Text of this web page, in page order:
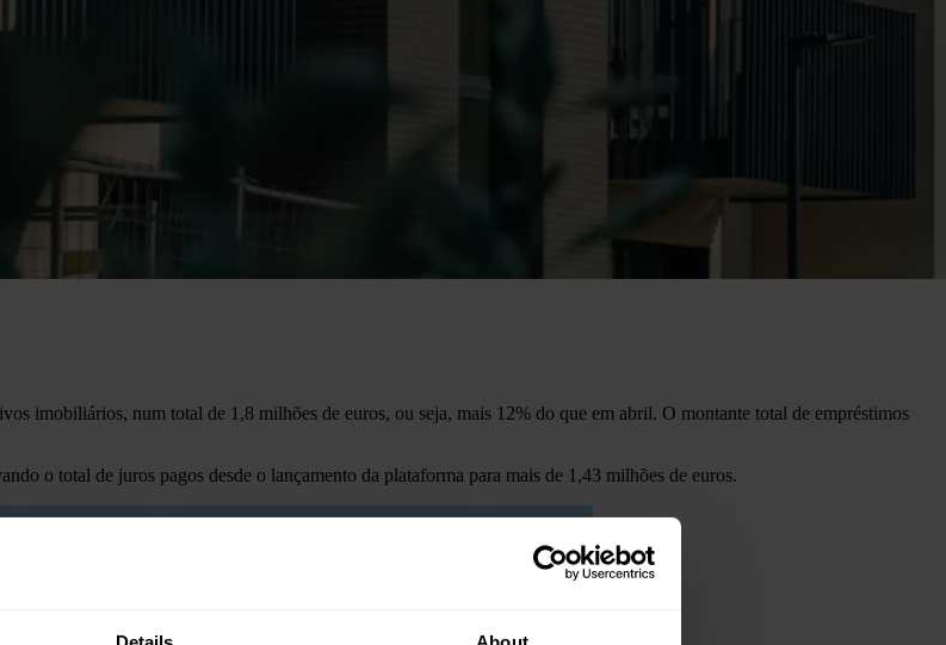
imobiliários, num total de 1,8 milhões de euros, ou seja, mais 12% do que em abril. O montante total de empréstimos
o total de juros pagos desde o lançamento da plataforma para mais de 1,43 milhões de euros.